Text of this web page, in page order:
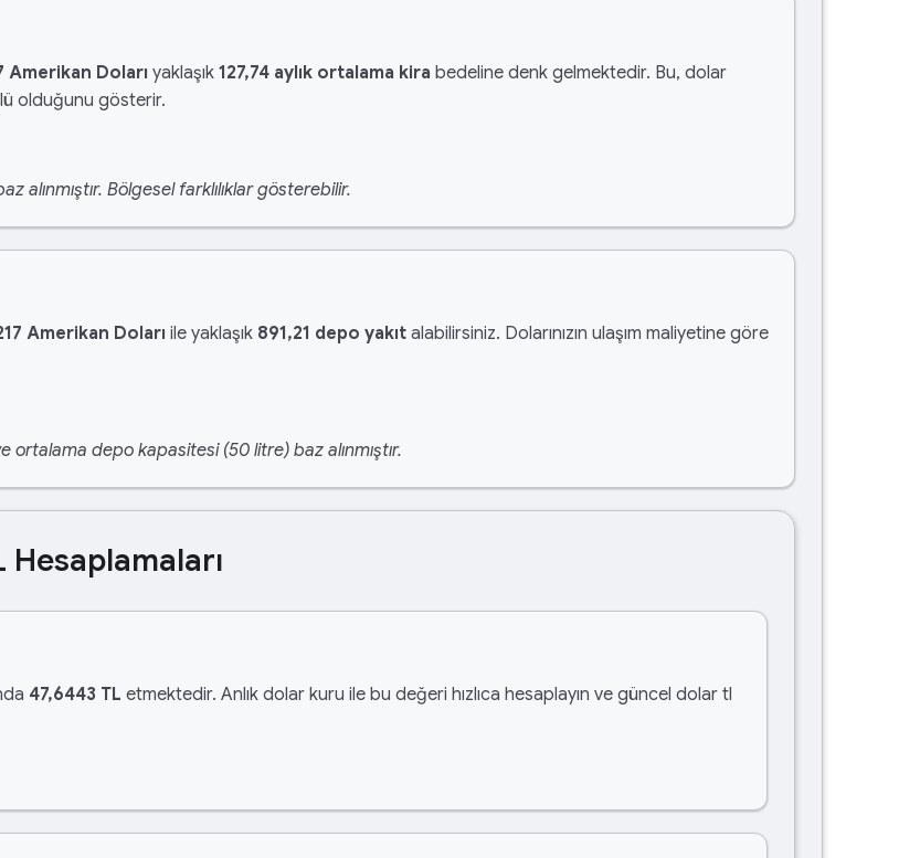
Amerikan Doları yaklaşık 127,74 aylık ortalama kira bedeline denk gelmektedir. Bu, dolar
olduğunu gösterir.
Bölgesel farklılıklar gösterebilir.
Amerikan Doları ile yaklaşık 891,21 depo yakıt alabilirsiniz. Dolarınızın ulaşım maliyetine göre
depo kapasitesi (50 litre) baz alınmıştır.
Hesaplamaları
47,6443 TL etmektedir. Anlık dolar kuru ile bu değeri hızlıca hesaplayın ve güncel dolar tl